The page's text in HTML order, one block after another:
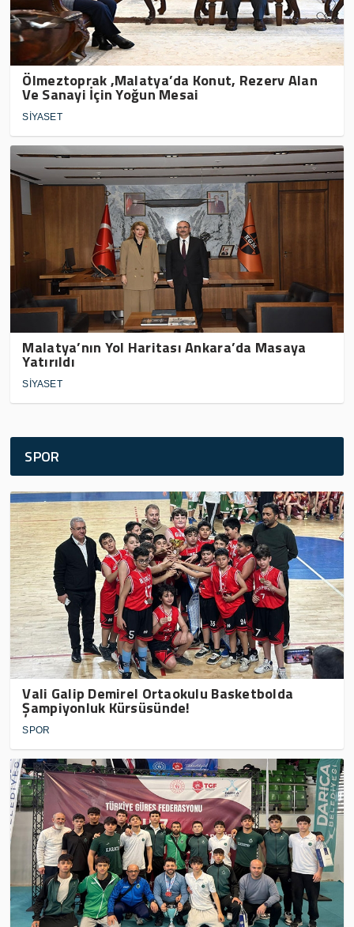
Ölmeztoprak ,Malatya’da Konut, Rezerv Alan
Ve Sanayi İçin Yoğun Mesai
SİYASET
Malatya’nın Yol Haritası Ankara’da Masaya
Yatırıldı
SİYASET
SPOR
Vali Galip Demirel Ortaokulu Basketbolda
Şampiyonluk Kürsüsünde!
SPOR